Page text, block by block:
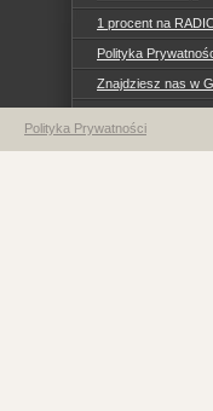
1 procent na
Polityka
Znajdziesz nas w
Polityka Prywatności